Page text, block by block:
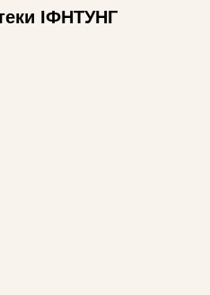
ІФНТУНГ